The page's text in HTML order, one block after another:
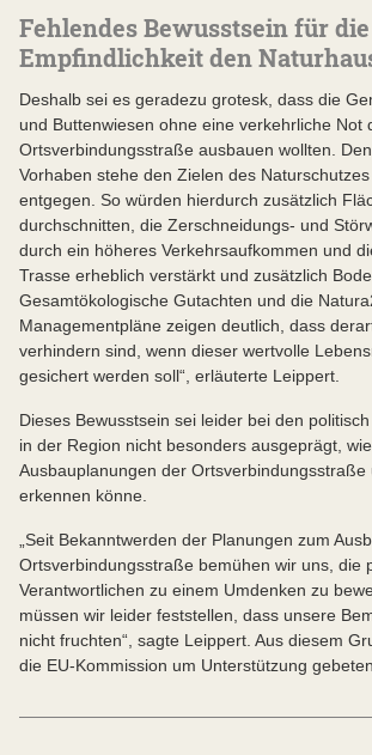
Fehlendes Bewusstsein für die
Empfindlichkeit den
Deshalb sei es geradezu grotesk, dass die
und Buttenwiesen ohne eine verkehrliche Not
Ortsverbindungsstraße ausbauen wollten.
Vorhaben stehe den Zielen des
entgegen. So würden hierdurch zusätzlich
durchschnitten, die Zerschneidungs- und
durch ein höheres Verkehrsaufkommen und
Trasse erheblich verstärkt und zusätzlich
Gesamtökologische Gutachten und die
Managementpläne zeigen deutlich, dass
verhindern sind, wenn dieser wertvolle
gesichert werden soll“, erläuterte Leippert.
Dieses Bewusstsein sei leider bei den
in der Region nicht besonders ausgeprägt,
Ausbauplanungen der Ortsverbindungsstraße
erkennen könne.
„Seit Bekanntwerden der Planungen zum
Ortsverbindungsstraße bemühen wir uns, die
Verantwortlichen zu einem Umdenken zu
müssen wir leider feststellen, dass unsere
nicht fruchten“, sagte Leippert. Aus diesem
die EU-Kommission um Unterstützung gebeten.